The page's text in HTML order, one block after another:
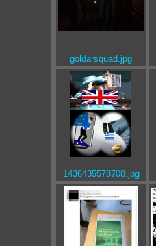
goldarsquad.jpg
1436435578708.jpg